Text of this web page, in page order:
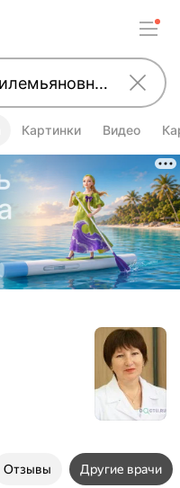
Картинки Видео
Отзывы Другие врачи